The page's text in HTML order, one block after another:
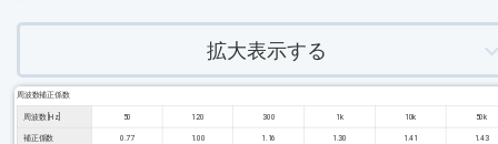
拡大表示する
周波数補正係数
周波数 [Hz] 50 120 300 1k 10k 50k
補正係数 0.77 1.00 1.16 1.30 1.41 1.43